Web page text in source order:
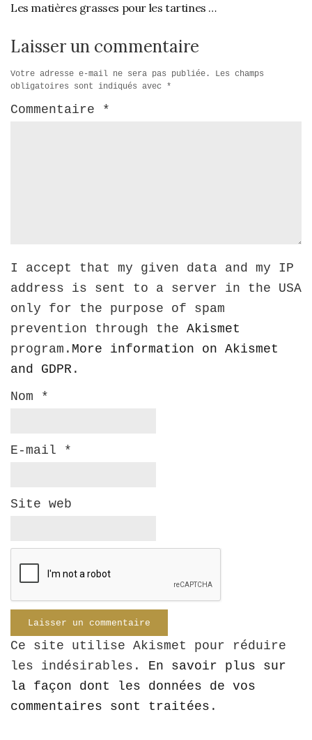
Les matières grasses pour les tartines …
Laisser un commentaire
Votre adresse e-mail ne sera pas publiée.
Les champs
obligatoires sont indiqués avec *
Commentaire *
I accept that my given data and my IP
address is sent to a server in the USA
only for the purpose of spam
prevention through the Akismet
program. More information on Akismet
and GDPR .
Nom *
E-mail *
Site web
Ce site utilise Akismet pour réduire
les indésirables. En savoir plus sur
la façon dont les données de vos
commentaires sont traitées .